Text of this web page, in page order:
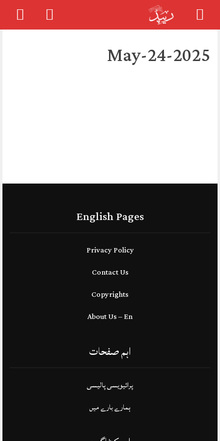
2025-May-24
English Pages
Privacy Policy
Contact Us
Copyrights
About Us – En
اہم صفحات
پرائیویسی پالیسی
ہمارے بارے میں